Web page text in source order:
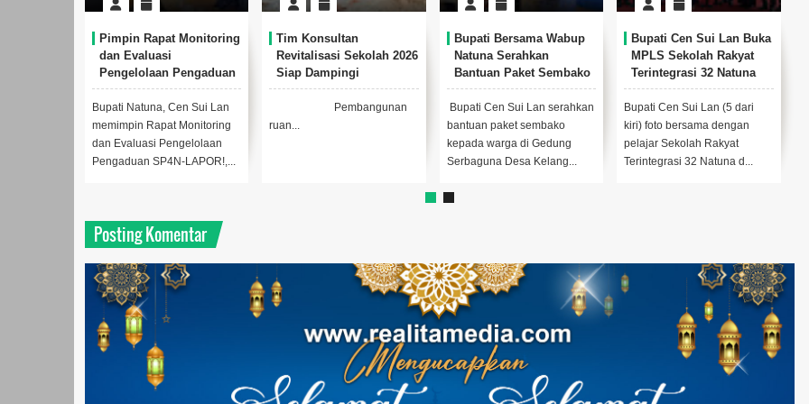
Pimpin Rapat Monitoring
dan Evaluasi
Pengelolaan Pengaduan
SP4N-LAPOR, Cen Sui
Lan Minta Perangkat
Daerah Perkuat
Koordinasi
Bupati Natuna, Cen Sui Lan
memimpin Rapat Monitoring
dan Evaluasi Pengelolaan
Pengaduan SP4N-LAPOR!,...
Tim Konsultan
Revitalisasi Sekolah 2026
Siap Dampingi
Pelaksanaan Program di
Pembangunan
ruan...
Bupati Bersama Wabup
Natuna Serahkan
Bantuan Paket Sembako
kepada Warga Bunguran
Timur Laut
Bupati Cen Sui Lan serahkan
bantuan paket sembako
kepada warga di Gedung
Serbaguna Desa Kelang...
Bupati Cen Sui Lan Buka
MPLS Sekolah Rakyat
Terintegrasi 32 Natuna
Bupati Cen Sui Lan (5 dari
kiri) foto bersama dengan
pelajar Sekolah Rakyat
Terintegrasi 32 Natuna d...
Posting Komentar